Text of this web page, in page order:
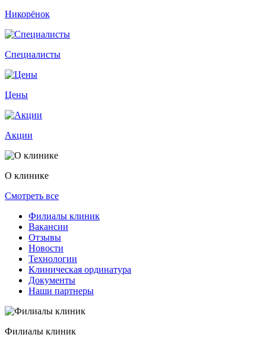
Никорёнок
Специалисты
Цены
Акции
О клинике
Смотреть все
Филиалы клиник
Вакансии
Отзывы
Новости
Технологии
Клиническая ординатура
Документы
Наши партнеры
Филиалы клиник